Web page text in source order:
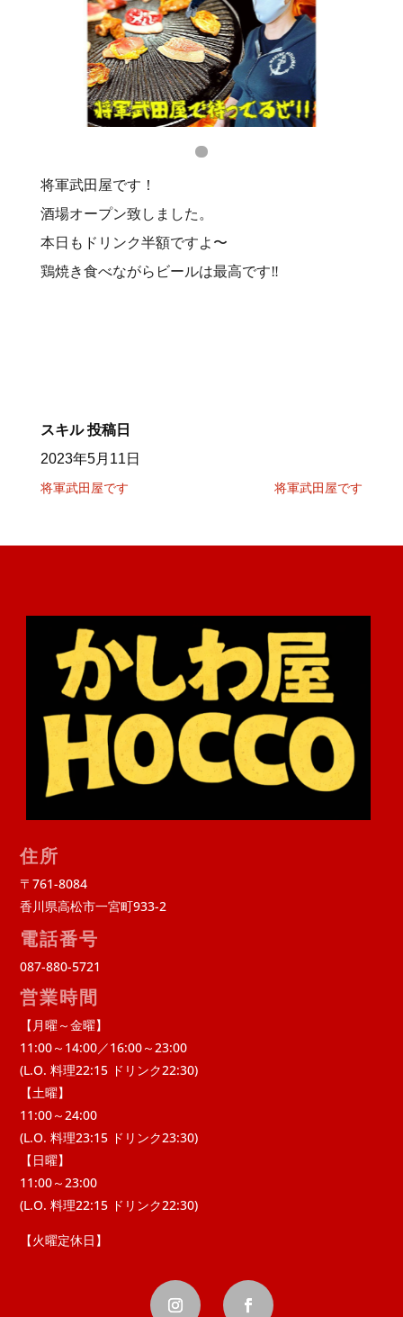
将軍武田屋です！
酒場オープン致しました。
本日もドリンク半額ですよ〜
鶏焼き食べながらビールは最高です‼️
スキル 投稿日
2023年5月11日
将軍武田屋です 将軍武田屋です
住所
〒761-8084
香川県高松市一宮町933-2
電話番号
087-880-5721
営業時間
【月曜～金曜】
11:00～14:00／16:00～23:00
(L.O. 料理22:15 ドリンク22:30)
【土曜】
11:00～24:00
(L.O. 料理23:15 ドリンク23:30)
【日曜】
11:00～23:00
(L.O. 料理22:15 ドリンク22:30)
【火曜定休日】